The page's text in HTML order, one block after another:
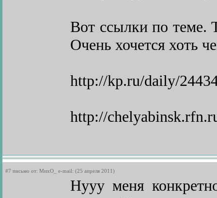
Вот ссылки по теме.
Очень хочется хоть
http://kp.ru/daily/
http://
#7 письмо от: МихО_ e-mail: (25 апреля 2011)
Нууу меня